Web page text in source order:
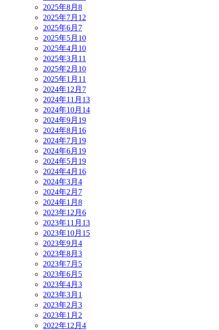
2025年8月 8
2025年7月 12
2025年6月 7
2025年5月 10
2025年4月 10
2025年3月 11
2025年2月 10
2025年1月 11
2024年12月 7
2024年11月 13
2024年10月 14
2024年9月 19
2024年8月 16
2024年7月 19
2024年6月 19
2024年5月 19
2024年4月 16
2024年3月 4
2024年2月 7
2024年1月 8
2023年12月 6
2023年11月 13
2023年10月 15
2023年9月 4
2023年8月 3
2023年7月 5
2023年6月 5
2023年4月 3
2023年3月 1
2023年2月 3
2023年1月 2
2022年12月 4